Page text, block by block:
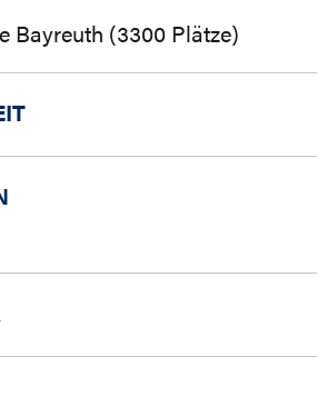
Bayreuth (3300 Plätze)